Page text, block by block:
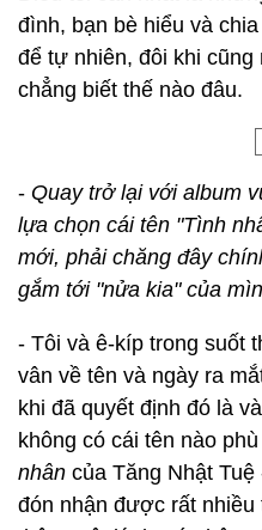
đình, bạn bè hiểu và
để tự nhiên, đôi khi cũng
chẳng biết thế nào đâu.
- Quay trở lại với album
lựa chọn cái tên "Tình
mới, phải chăng đây
gắm tới "nửa kia" của
- Tôi và ê-kíp trong suốt
vân về tên và ngày ra
khi đã quyết định đó là
không có cái tên nào
nhân của Tăng Nhật
đón nhận được rất